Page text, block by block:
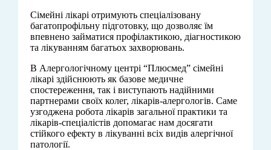
Сімейні лікарі отримують спеціалізовану
багатопрофільну підготовку, що дозволяє їм
впевнено займатися профілактикою, діагностикою
та лікуванням багатьох захворювань.
В Алергологічному центрі “Плюсмед” сімейні
лікарі здійснюють як базове медичне
спостереження, так і виступають надійними
партнерами своїх колег, лікарів-алергологів. Саме
узгоджена робота лікарів загальної практики та
лікарів-спеціалістів допомагає нам досягати
стійкого ефекту в лікуванні всіх видів алергічної
патології.